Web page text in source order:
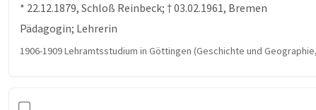
* 22.12.1879, Schloß Reinbeck; † 03.02.1961, Bremen
Pädagogin; Lehrerin
1906-1909 Lehramtsstudium in Göttingen (Geschichte und